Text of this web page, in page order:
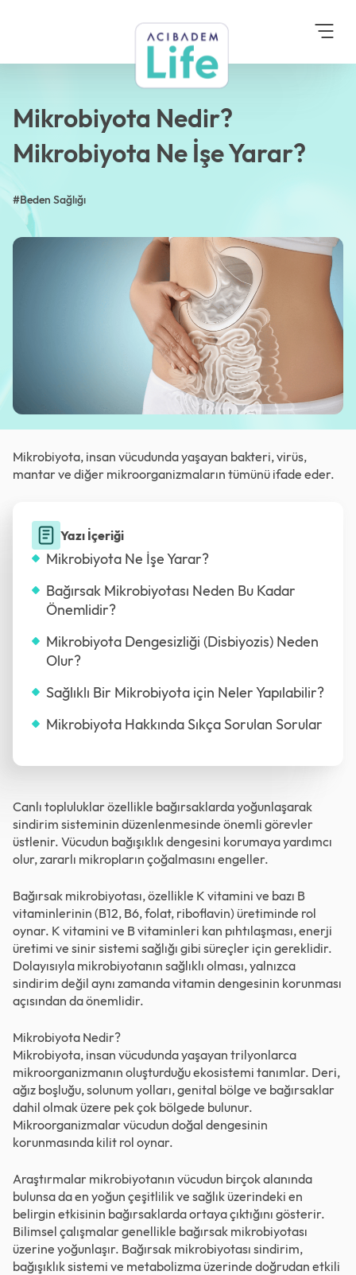
Beden Sağlığı
Mikrobiyota Ne İşe Yarar?
Mikrobiyota Nedir?
Mikrobiyota Ne İşe Yarar?
#Beden Sağlığı
Mikrobiyota, insan vücudunda yaşayan bakteri, virüs,
mantar ve diğer mikroorganizmaların tümünü ifade eder.
Yazı İçeriği
Mikrobiyota Ne İşe Yarar?
Bağırsak Mikrobiyotası Neden Bu Kadar
Önemlidir?
Mikrobiyota Dengesizliği (Disbiyozis) Neden
Olur?
Sağlıklı Bir Mikrobiyota için Neler Yapılabilir?
Mikrobiyota Hakkında Sıkça Sorulan Sorular
Canlı topluluklar özellikle bağırsaklarda yoğunlaşarak
sindirim sisteminin düzenlenmesinde önemli görevler
üstlenir. Vücudun bağışıklık dengesini korumaya yardımcı
olur, zararlı mikropların çoğalmasını engeller.
Bağırsak mikrobiyotası, özellikle K vitamini ve bazı B
vitaminlerinin (B12, B6, folat, riboflavin) üretiminde rol
oynar. K vitamini ve B vitaminleri kan pıhtılaşması, enerji
üretimi ve sinir sistemi sağlığı gibi süreçler için gereklidir.
Dolayısıyla mikrobiyotanın sağlıklı olması, yalnızca
sindirim değil aynı zamanda vitamin dengesinin korunması
açısından da önemlidir.
Mikrobiyota Nedir?
Mikrobiyota, insan vücudunda yaşayan trilyonlarca
mikroorganizmanın oluşturduğu ekosistemi tanımlar. Deri,
ağız boşluğu, solunum yolları, genital bölge ve bağırsaklar
dahil olmak üzere pek çok bölgede bulunur.
Mikroorganizmalar vücudun doğal dengesinin
korunmasında kilit rol oynar.
Araştırmalar mikrobiyotanın vücudun birçok alanında
bulunsa da en yoğun çeşitlilik ve sağlık üzerindeki en
belirgin etkisinin bağırsaklarda ortaya çıktığını gösterir.
Bilimsel çalışmalar genellikle bağırsak mikrobiyotası
üzerine yoğunlaşır. Bağırsak mikrobiyotası sindirim,
bağışıklık sistemi ve metabolizma üzerinde doğrudan etkili